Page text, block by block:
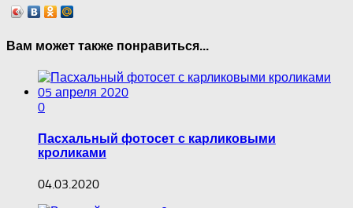
Вам может также понравиться...
0
Пасхальный фотосет с карликовыми
кроликами
04.03.2020